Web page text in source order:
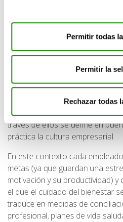
Permitir todas
Permitir la
Rechazar todas
es un punto clave, porque la
propicien. Además, el hecho de
positivas (de colaboración) o
es algo que también puede
que son más beneficiosos para
compañerismo, respeto,
este sentido los líderes jugarán
través de ellos se define en
práctica la cultura empresarial.
En este contexto cada
metas (ya que guardan una
motivación y su productividad) y
el que el cuidado del bienestar
traduce en medidas de
profesional, planes de vida